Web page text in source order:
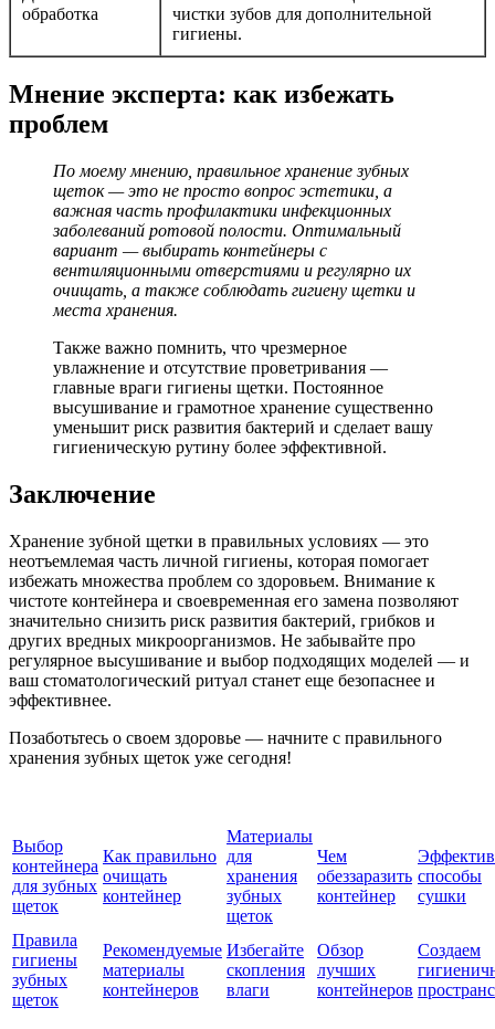
обработка
чистки зубов для дополнительной
гигиены.
Мнение эксперта: как избежать
проблем
По моему мнению, правильное хранение зубных
щеток — это не просто вопрос эстетики, а
важная часть профилактики инфекционных
заболеваний ротовой полости. Оптимальный
вариант — выбирать контейнеры с
вентиляционными отверстиями и регулярно их
очищать, а также соблюдать гигиену щетки и
места хранения.
Также важно помнить, что чрезмерное
увлажнение и отсутствие проветривания —
главные враги гигиены щетки. Постоянное
высушивание и грамотное хранение существенно
уменьшит риск развития бактерий и сделает вашу
гигиеническую рутину более эффективной.
Заключение
Хранение зубной щетки в правильных условиях — это
неотъемлемая часть личной гигиены, которая помогает
избежать множества проблем со здоровьем. Внимание к
чистоте контейнера и своевременная его замена позволяют
значительно снизить риск развития бактерий, грибков и
других вредных микроорганизмов. Не забывайте про
регулярное высушивание и выбор подходящих моделей — и
ваш стоматологический ритуал станет еще безопаснее и
эффективнее.
Позаботьтесь о своем здоровье — начните с правильного
хранения зубных щеток уже сегодня!
Выбор
контейнера
для зубных
щеток
Как правильно
очищать
контейнер
Материалы
для
хранения
зубных
щеток
Чем
обеззаразить
контейнер
способы
сушки
Правила
гигиены
зубных
щеток
Рекомендуемые
материалы
контейнеров
Избегайте
скопления
влаги
Обзор
лучших
контейнеров
Создаем